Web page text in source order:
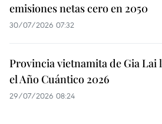
emisiones netas cero en 2050
30/07/2026 07:32
Provincia vietnamita de Gia Lai
el Año Cuántico 2026
29/07/2026 08:24